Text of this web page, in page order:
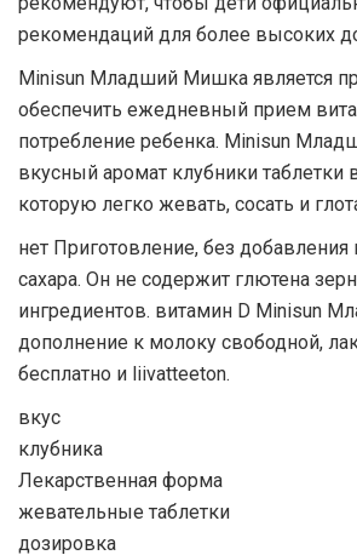
рекомендаций для более высоких
Minisun Младший Мишка является
обеспечить ежедневный прием
потребление ребенка. Minisun
вкусный аромат клубники
которую легко жевать, сосать и
нет Приготовление, без добавления
сахара. Он не содержит глютена
ингредиентов. витамин D Minisun
дополнение к молоку свободной,
бесплатно и liivatteeton.
вкус
клубника
Лекарственная форма
жевательные таблетки
дозировка